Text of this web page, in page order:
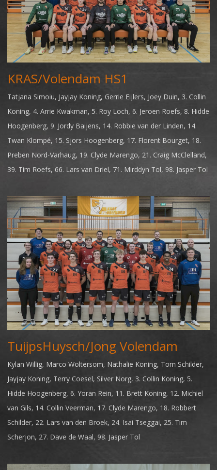
KRAS/Volendam HS1
Tatjana Simoiu, Jayjay Koning, Gerrie Eijlers, Joey Duin, 3. Collin
Koning, 4. Arrie Kwakman, 5. Roy Loch, 6. Jeroen Roefs, 8. Hidde
Hoogenberg, 9. Jordy Baijens, 14. Robbie van der Linden, 14.
Twan Klompé, 15. Sjors Hoogenberg, 17. Florent Bourget, 18.
Preben Nord-Varhaug, 19. Clyde Marengo, 21. Craig McClelland,
39. Tim Roefs, 66. Lars van Driel, 71. Mirddyn Tol, 98. Jasper Tol
TuijpsHuysch/Jong Volendam
Kylan Willig, Marco Woltersom, Nathalie Koning, Tom Schilder,
Jayjay Koning, Terry Coesel, Silver Norg, 3. Collin Koning, 5.
Hidde Hoogenberg, 6. Yoran Rein, 11. Brett Koning, 12. Michiel
van Gils, 14. Collin Veerman, 17. Clyde Marengo, 18. Robbert
Schilder, 22. Lars van den Broek, 24. Isai Tseggai, 25. Tim
Scherjon, 27. Dave de Waal, 98. Jasper Tol